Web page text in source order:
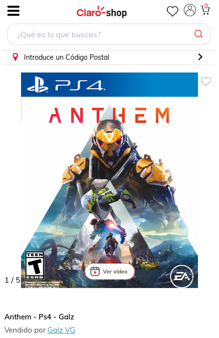
0
Introduce un Código Postal
1 / 5
Anthem - Ps4 - Galz
Vendido por Galz VG
Anthem - Ps4 - Galz